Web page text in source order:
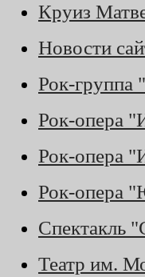
Круиз
Новости
Рок-группа
Рок-опера
Рок-опера
Рок-опера
Спектакль
Театр им.